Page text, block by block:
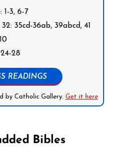
1-3, 6-7
35cd-36ab, 39abcd, 41
28
READINGS
by Catholic Gallery. Get it here
Bibles